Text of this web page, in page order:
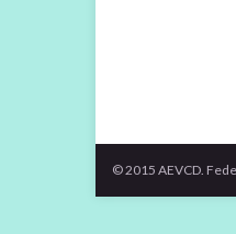
© 2015 AEVCD.